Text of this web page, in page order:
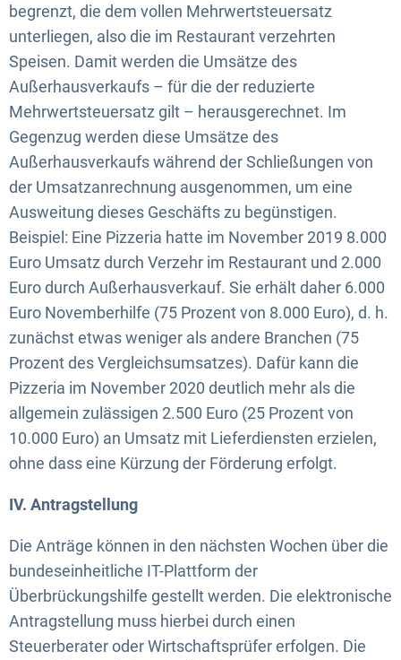
begrenzt, die dem vollen Mehrwertsteuersatz
unterliegen, also die im Restaurant verzehrten
Speisen. Damit werden die Umsätze des
Außerhausverkaufs – für die der reduzierte
Mehrwertsteuersatz gilt – herausgerechnet. Im
Gegenzug werden diese Umsätze des
Außerhausverkaufs während der Schließungen von
der Umsatzanrechnung ausgenommen, um eine
Ausweitung dieses Geschäfts zu begünstigen.
Beispiel: Eine Pizzeria hatte im November 2019 8.000
Euro Umsatz durch Verzehr im Restaurant und 2.000
Euro durch Außerhausverkauf. Sie erhält daher 6.000
Euro Novemberhilfe (75 Prozent von 8.000 Euro), d. h.
zunächst etwas weniger als andere Branchen (75
Prozent des Vergleichsumsatzes). Dafür kann die
Pizzeria im November 2020 deutlich mehr als die
allgemein zulässigen 2.500 Euro (25 Prozent von
10.000 Euro) an Umsatz mit Lieferdiensten erzielen,
ohne dass eine Kürzung der Förderung erfolgt.
IV. Antragstellung
Die Anträge können in den nächsten Wochen über die
bundeseinheitliche IT-Plattform der
Überbrückungshilfe gestellt werden. Die elektronische
Antragstellung muss hierbei durch einen
Steuerberater oder Wirtschaftsprüfer erfolgen. Die